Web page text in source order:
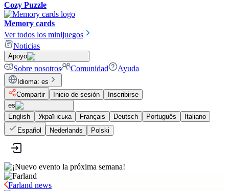
Cozy Puzzle
Memory cards
Ver todos los minijuegos
Noticias
Apoyo
Sobre nosotros Comunidad Ayuda
Idioma: es
Compartir
Inicio de sesión
Inscribirse
es
English
Українська Français Deutsch Português
Italiano
Español
Nederlands Polski
Farland news